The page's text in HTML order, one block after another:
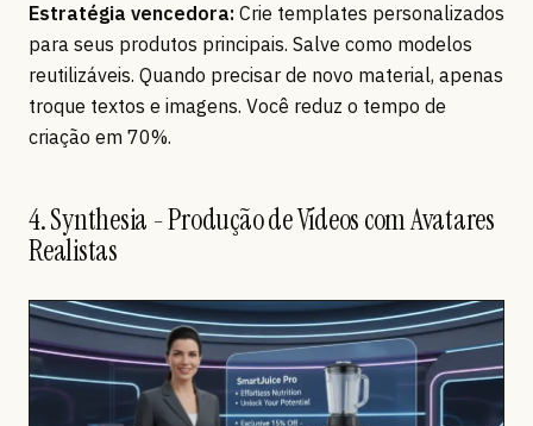
Estratégia vencedora: Crie templates personalizados
para seus produtos principais. Salve como modelos
reutilizáveis. Quando precisar de novo material, apenas
troque textos e imagens. Você reduz o tempo de
criação em 70%.
4. Synthesia - Produção de Vídeos com Avatares
Realistas